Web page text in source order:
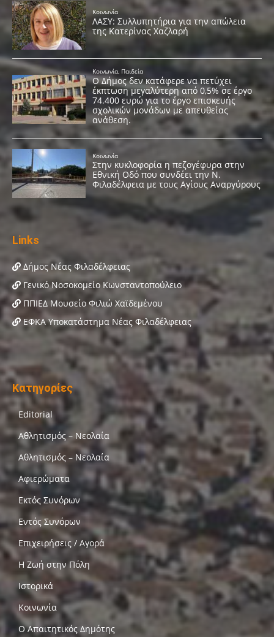
Links
Δήμος Νέας Φιλαδέλφειας
Γενικό Νοσοκομείο Κωνσταντοπούλειο
ΠΠΙΕΔ Μουσείο Φιλιώ Χαϊδεμένου
ΕΦΚΑ Υποκατάστημα Νέας Φιλαδέλφειας
Κατηγορίες
Editorial
Αθλητισμός – Νεολαία
Αθλητισμός – Νεολαία
Αφιερώματα
Εκτός Συνόρων
Εντός Συνόρων
Επιχειρήσεις / Αγορά
Η Ζωή στην Πόλη
Ιστορικά
Κοινωνία
Ο Απαιτητικός Δημότης